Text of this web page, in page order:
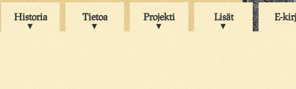
Historia Tietoa Projekti Lisät E-